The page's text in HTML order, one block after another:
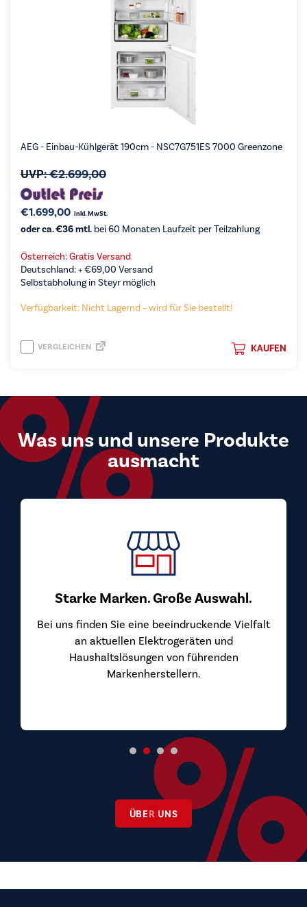
AEG - Einbau-Kühlgerät 190cm - NSC7G751ES 7000 Greenzone
UVP:€2.699,00
€1.699,00 inkl. MwSt.
oder ca. €36 mtl. bei 60 Monaten Laufzeit per Teilzahlung
Österreich: Gratis Versand
Deutschland: +€69,00 Versand
Selbstabholung in Steyr möglich
Verfügbarkeit: Nicht Lagernd – wird für Sie bestellt!
KAUFEN
VERGLEICHEN
Was uns und unsere Produkte
ausmacht
Starke Marken. Große Auswahl.
Bei uns finden Sie eine beeindruckende Vielfalt
an aktuellen Elektrogeräten und
Haushaltslösungen von führenden
Markenherstellern.
ÜBER UNS